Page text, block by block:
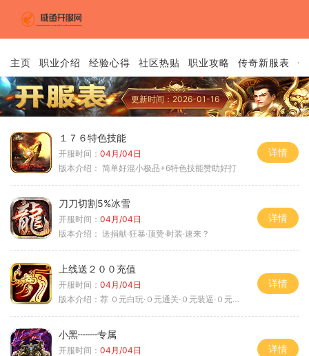
主页 职业介绍 经验心得 社区热贴 职业攻略 传奇新服表
更新时间：2026-01-16
１７６特色技能
开服时间： 04月/04日
版本介绍： 简单好混小极品+6特色技能赞助好打
详情
刀刀切割5%冰雪
开服时间： 04月/04日
版本介绍： 送捐献·狂暴·顶赞·时装·速来？
详情
上线送２００充值
开服时间： 04月/04日
版本介绍： 荐 ０元白玩·０元通关·０元装逼·０元满赞
详情
小黑┉┉专属
开服时间： 04月/04日
详情